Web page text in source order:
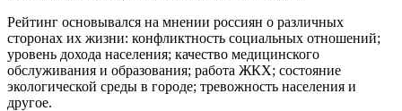
Рейтинг основывался на мнении россиян о различных
сторонах их жизни: конфликтность социальных отношений;
уровень дохода населения; качество медицинского
обслуживания и образования; работа ЖКХ; состояние
экологической среды в городе; тревожность населения и
другое.